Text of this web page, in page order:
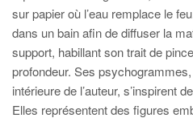
sur papier où l’eau remplace le
dans un bain afin de diffuser la
support, habillant son trait de
profondeur. Ses
intérieure de l’auteur, s’inspirent
Elles représentent des figures